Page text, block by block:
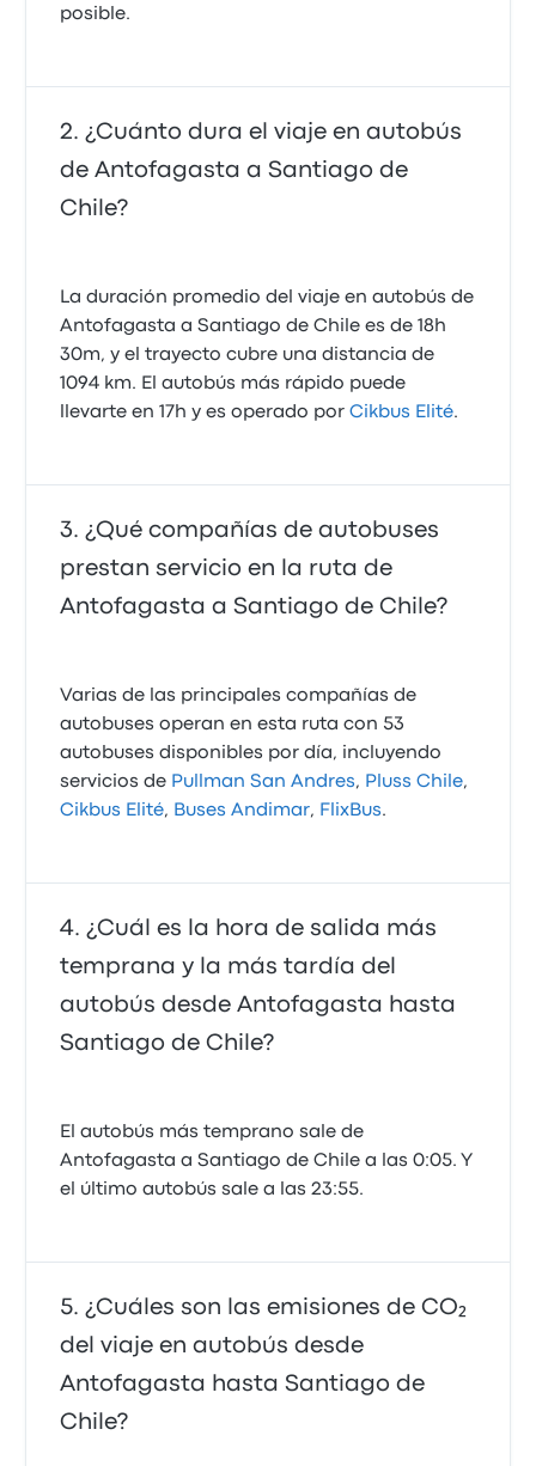
posible.
¿Cuánto dura el viaje en autobús
de Antofagasta a Santiago de
Chile?
La duración promedio del viaje en autobús de
Antofagasta a Santiago de Chile es de 18h
30m, y el trayecto cubre una distancia de
1094 km. El autobús más rápido puede
llevarte en 17h y es operado porCikbus Elité.
¿Qué compañías de autobuses
prestan servicio en la ruta de
Antofagasta a Santiago de Chile?
Varias de las principales compañías de
autobuses operan en esta ruta con 53
autobuses disponibles por día, incluyendo
servicios de Pullman San Andres, Pluss Chile,
Cikbus Elité, Buses Andimar, FlixBus.
¿Cuál es la hora de salida más
temprana y la más tardía del
autobús desde Antofagasta hasta
Santiago de Chile?
El autobús más temprano sale de
Antofagasta a Santiago de Chile a las 0:05. Y
el último autobús sale a las 23:55.
¿Cuáles son las emisiones de CO₂
del viaje en autobús desde
Antofagasta hasta Santiago de
Chile?